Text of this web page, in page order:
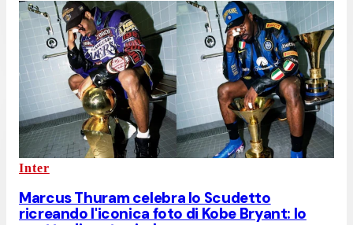
Inter
Marcus Thuram celebra lo Scudetto
ricreando l'iconica foto di Kobe Bryant: lo